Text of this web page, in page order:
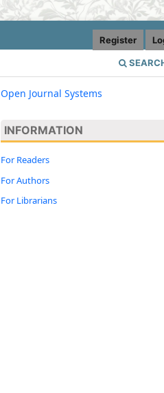
Register
Open Journal Systems
INFORMATION
For Readers
For Authors
For Librarians